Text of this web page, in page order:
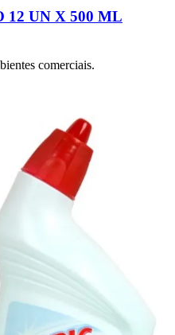
12 UN X 500 ML
comerciais.